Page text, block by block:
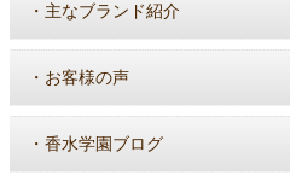
・ 主なブランド紹介
・ お客様の声
・ 香水学園ブログ